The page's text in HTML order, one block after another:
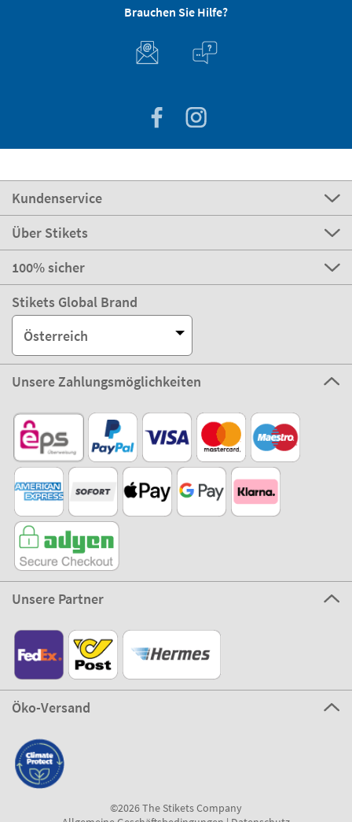
Brauchen Sie Hilfe?
Kundenservice
Über Stikets
100% sicher
Stikets Global Brand
Österreich
Unsere Zahlungsmöglichkeiten
Unsere Partner
Öko-Versand
©2026 The Stikets Company